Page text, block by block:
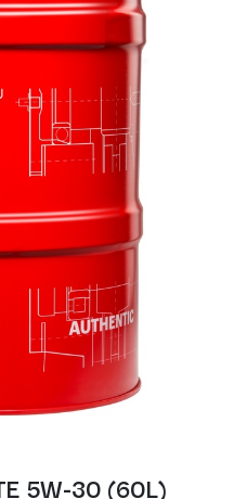
5W-30 (60L)